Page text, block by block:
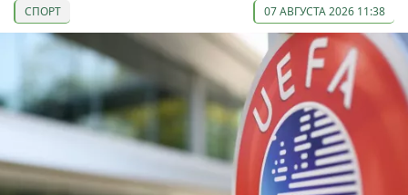
СПОРТ 07 АВГУСТА 2026 11:38